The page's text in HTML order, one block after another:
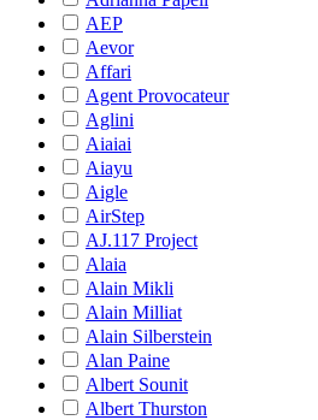
AEP
Aevor
Affari
Agent Provocateur
Aglini
Aiaiai
Aiayu
Aigle
AirStep
AJ.117 Project
Alaia
Alain Mikli
Alain Milliat
Alain Silberstein
Alan Paine
Albert Sounit
Albert Thurston